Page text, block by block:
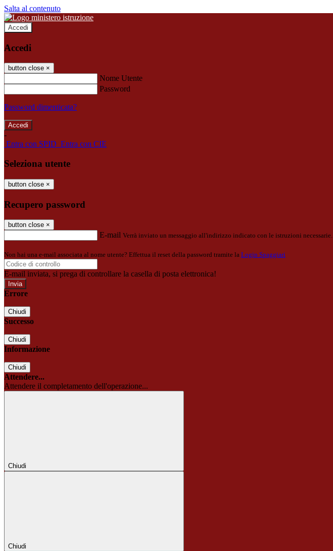
Salta al contenuto
Accedi
Accedi
button close ×
Nome Utente
Password
Password dimenticata?
-
Entra con SPID Entra con CIE
Seleziona utente
button close ×
Recupero password
button close ×
E-mail Verrà inviato un messaggio all'indirizzo indicato con le istruzioni necessarie.
Non hai una e-mail associata al nome utente? Effettua il reset della password tramite la Login Spaggiari
E-mail inviata, si prega di controllare la casella di posta elettronica!
Errore
Chiudi
Successo
Chiudi
Informazione
Chiudi
Attendere...
Attendere il completamento dell'operazione...
Chiudi
Chiudi